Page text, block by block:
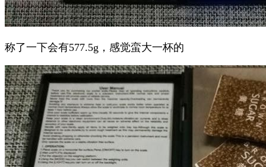
称了一下会有577.5g，感觉蛮大一杯的